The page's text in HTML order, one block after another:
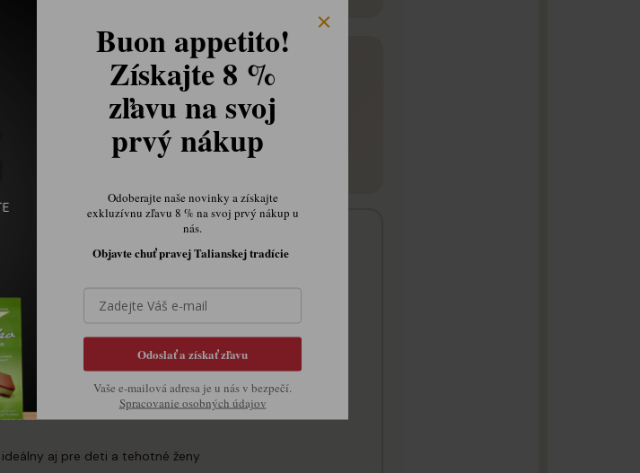
a medovými tónmi. Vôňa je teplá, zemitá a
bude chuť
ako osviežujúci ľadový nápoj v lete
aj pre deti a tehotné ženy
Buon appetito!
Získajte 8 %
zľavu na svoj
prvý nákup
Odoberajte naše novinky a získajte
exkluzívnu zľavu 8 % na svoj prvý nákup u
nás.
Objavte chuť pravej Talianskej tradície
Odoslať a získať zľavu
Vaše e-mailová adresa je u nás v bezpečí.
Spracovanie osobných údajov